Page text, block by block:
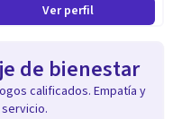
Ver perfil
de bienestar
calificados. Empatía y